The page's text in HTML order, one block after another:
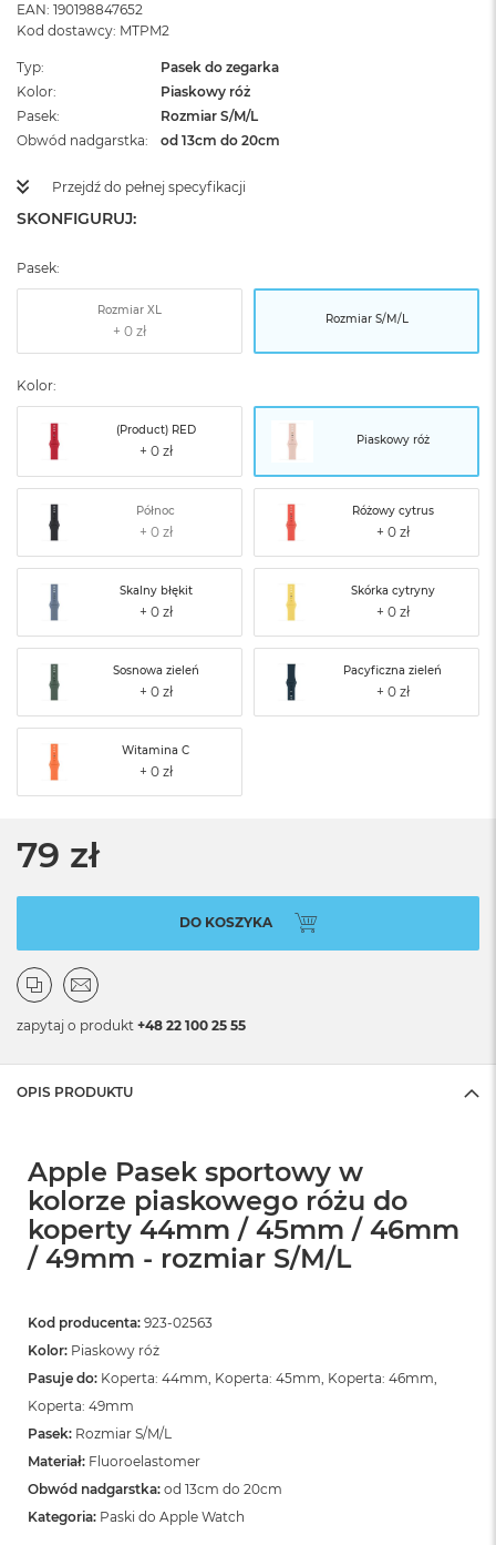
EAN: 190198847652
Kod dostawcy: MTPM2
Typ
Pasek do zegarka
Kolor
Piaskowy róż
Pasek
Rozmiar S/M/L
Obwód nadgarstka
od 13cm do 20cm
Przejdź do pełnej specyfikacji
SKONFIGURUJ:
Pasek:
Rozmiar XL
Rozmiar S/M/L
Kolor:
(Product) RED
Piaskowy róż
Północ Różowy cytrus
Skalny błękit Skórka cytryny
Sosnowa zieleń Pacyficzna zieleń
Witamina C
79 zł
DO KOSZYKA
zapytaj o produkt +48 22 100 25 55
OPIS PRODUKTU
Apple Pasek sportowy w
kolorze piaskowego różu do
koperty 44mm / 45mm / 46mm
/ 49mm - rozmiar S/M/L
Kod producenta: 923-02563
Kolor: Piaskowy róż
Pasuje do: Koperta: 44mm, Koperta: 45mm, Koperta: 46mm,
Koperta: 49mm
Pasek: Rozmiar S/M/L
Materiał: Fluoroelastomer
Obwód nadgarstka: od 13cm do 20cm
Kategoria: Paski do Apple Watch